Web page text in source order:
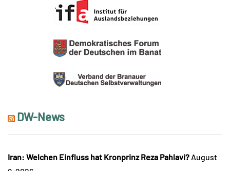
DW-News
Iran: Welchen Einfluss hat Kronprinz Reza Pahlavi? August